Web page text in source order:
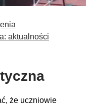
aktualności
że uczniowie